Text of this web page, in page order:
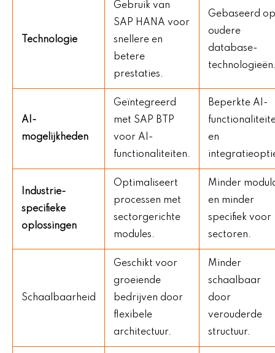
Technologie
Gebruik van
SAP HANA voor
snellere en
betere
prestaties.
Gebaseerd op
oudere
database-
AI-
mogelijkheden
Geïntegreerd
met SAP BTP
voor AI-
functionaliteiten.
Beperkte AI-
en
Industrie-
specifieke
oplossingen
Optimaliseert
processen met
sectorgerichte
modules.
Minder
en minder
specifiek voor
sectoren.
Schaalbaarheid
Geschikt voor
groeiende
bedrijven door
flexibele
architectuur.
Minder
schaalbaar
door
verouderde
structuur.